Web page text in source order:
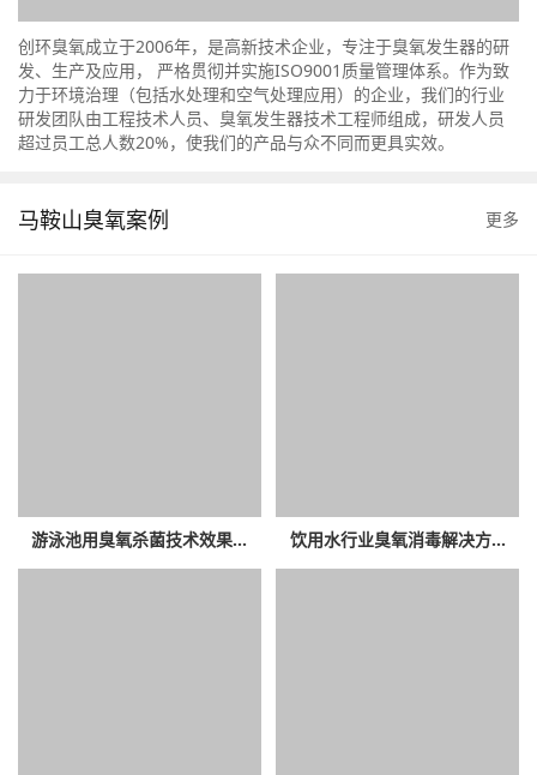
创环臭氧成立于2006年，是高新技术企业，专注于臭氧发生器的研
发、生产及应用， 严格贯彻并实施ISO9001质量管理体系。作为致
力于环境治理（包括水处理和空气处理应用）的企业，我们的行业
研发团队由工程技术人员、臭氧发生器技术工程师组成，研发人员
超过员工总人数20%，使我们的产品与众不同而更具实效。
马鞍山臭氧案例 更多
游泳池用臭氧杀菌技术效果... 饮用水行业臭氧消毒解决方...